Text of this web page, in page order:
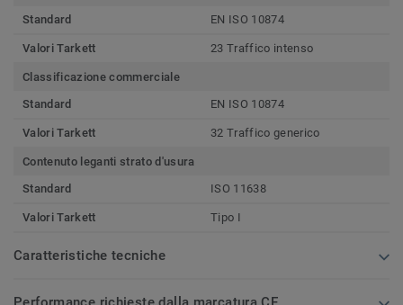
Standard
EN ISO 10874
Valori Tarkett 23 Traffico intenso
Classificazione commerciale
Standard
EN ISO 10874
Valori Tarkett 32 Traffico generico
Contenuto leganti strato d'usura
Standard
ISO 11638
Valori Tarkett Tipo I
Caratteristiche tecniche